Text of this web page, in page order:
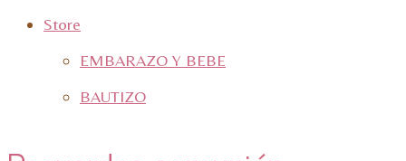
Store
EMBARAZO Y BEBE
BAUTIZO